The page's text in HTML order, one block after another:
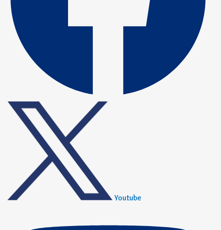
Youtube